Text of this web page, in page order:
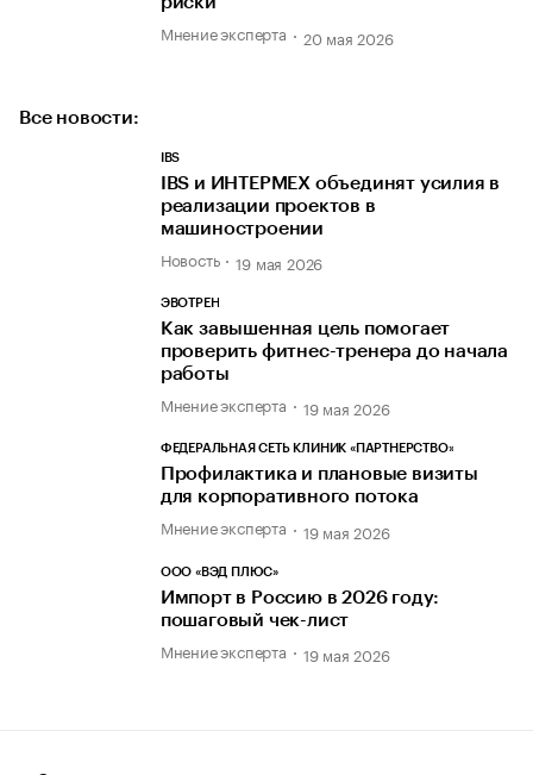
Мнение эксперта 20 мая 2026
Все новости:
IBS
IBS и ИНТЕРМЕХ объединят усилия в
реализации проектов в
машиностроении
Новость 19 мая 2026
ЭВОТРЕН
Как завышенная цель помогает
проверить фитнес-тренера до начала
работы
Мнение эксперта 19 мая 2026
ФЕДЕРАЛЬНАЯ СЕТЬ КЛИНИК «ПАРТНЕРСТВО»
Профилактика и плановые визиты
для корпоративного потока
Мнение эксперта 19 мая 2026
ООО «ВЭД ПЛЮС»
Импорт в Россию в 2026 году:
пошаговый чек-лист
Мнение эксперта 19 мая 2026